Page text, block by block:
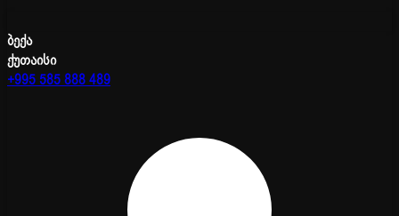
ბექა
ქუთაისი
+995 585 888 489